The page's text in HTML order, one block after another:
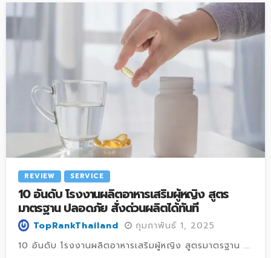
REVIEW SERVICE
10 อันดับ โรงงานผลิตอาหารเสริมผู้หญิง สูตร
มาตรฐาน ปลอดภัย สั่งด่วนผลิตได้ทันที
TopRankThailand
กุมภาพันธ์ 1, 2025
10 อันดับ โรงงานผลิตอาหารเสริมผู้หญิง สูตรมาตรฐาน ...